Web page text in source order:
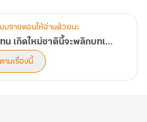
บรายตอนให้อ่านด้วยนะ
[จบ] ตัวประกอบสาวขอไม่ทน เกิดใหม่ชาตินี้จะพลิกบทเป็นนางตัวแสบ
ามเรื่องนี้